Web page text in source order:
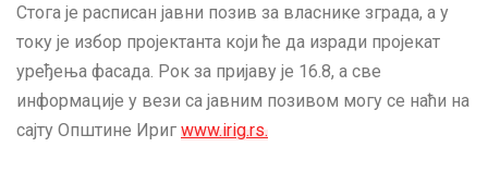
Стога је расписан јавни позив за власнике зграда, а у
току је избор пројектанта који ће да изради пројекат
уређења фасада. Рок за пријаву је 16.8, а све
информације у вези са јавним позивом могу се наћи на
сајту Општине Ириг www.irig.rs.